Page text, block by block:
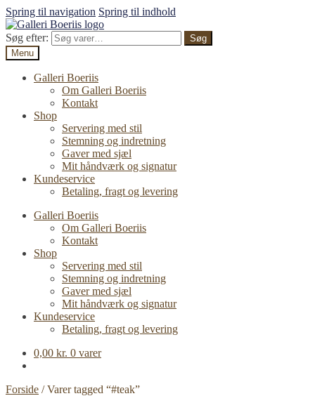
Spring til navigation Spring til indhold
Søg efter:
Søg
Menu
Galleri Boeriis
Om Galleri Boeriis
Kontakt
Shop
Servering med stil
Stemning og indretning
Gaver med sjæl
Mit håndværk og signatur
Kundeservice
Betaling, fragt og levering
Galleri Boeriis
Om Galleri Boeriis
Kontakt
Shop
Servering med stil
Stemning og indretning
Gaver med sjæl
Mit håndværk og signatur
Kundeservice
Betaling, fragt og levering
0,00 kr. 0 varer
Forside /Varer tagged “#teak”